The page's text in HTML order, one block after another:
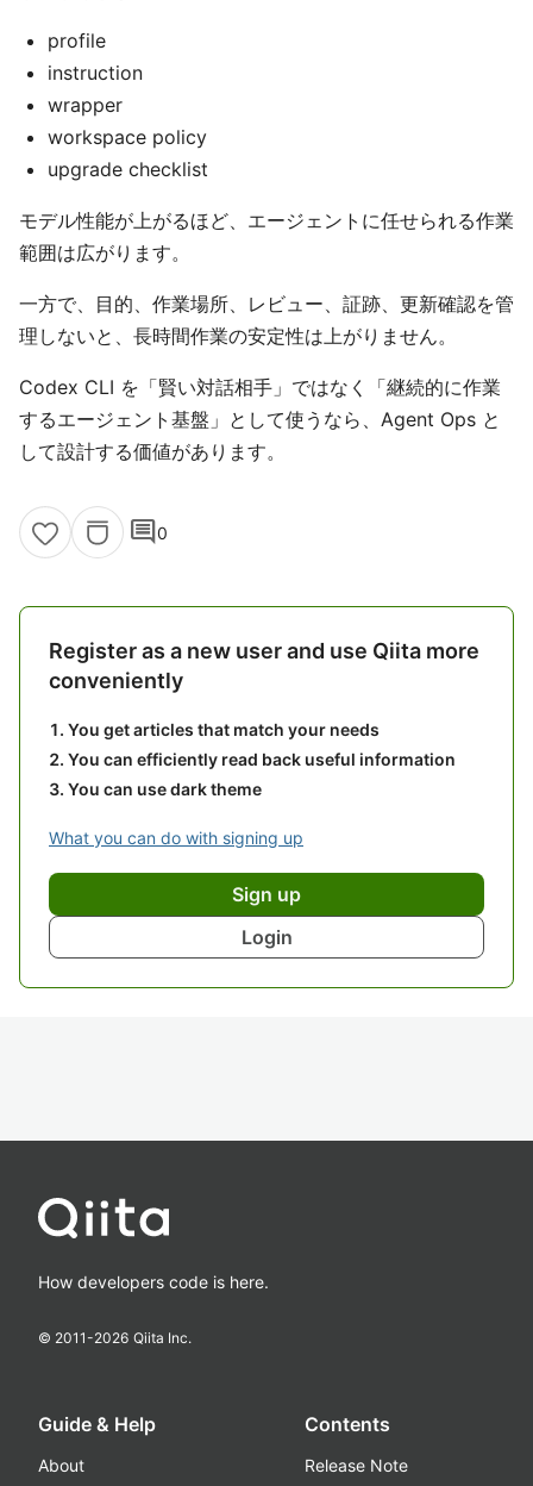
profile
instruction
wrapper
workspace policy
upgrade checklist
モデル性能が上がるほど、エージェントに任せられる作業
範囲は広がります。
一方で、目的、作業場所、レビュー、証跡、更新確認を管
理しないと、長時間作業の安定性は上がりません。
Codex CLI を「賢い対話相手」ではなく「継続的に作業
するエージェント基盤」として使うなら、Agent Ops と
して設計する価値があります。
comment0
Register as a new user and use Qiita more
conveniently
You get articles that match your needs
You can efficiently read back useful information
You can use dark theme
What you can do with signing up
Sign up
Login
How developers code is here.
© 2011-2026 Qiita Inc.
Guide & Help
About
Contents
Release Note